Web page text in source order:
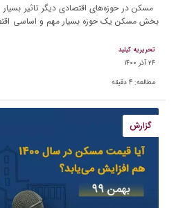
مسکن در حوزه‌های اقتصادی دیگر تاثیر
تحریریه کیلید
۲۴ آذر ۱۴۰۰
مطالعه: ۴ دقیقه
گزارش